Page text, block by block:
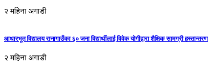
२ महिना अगाडी
आधारभूत विद्यालय रानागाउँका ६० जना विद्यार्थीलाई विवेक योगीद्वारा शैक्षिक सामग्री हस्तान्तरण
२ महिना अगाडी